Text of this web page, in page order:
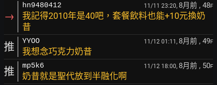
→
hn9480412 11/11 23:20, 8月前 , 48F
我記得2010年是40吧，套餐飲料也能+10元換奶
昔
推 YYOO 11/12 01:11, 8月前 , 49F
我想念巧克力奶昔
推 mp5k6 11/12 18:00, 8月前 , 50F
奶昔就是聖代放到半融化啊